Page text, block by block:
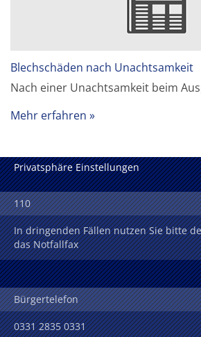
Blechschäden nach Unachtsamkeit
Nach einer Unachtsamkeit beim
Mehr erfahren
Privatsphäre Einstellungen
110
In dringenden Fällen nutzen Sie bitte
das Notfallfax
Bürgertelefon
0331 2835 0331